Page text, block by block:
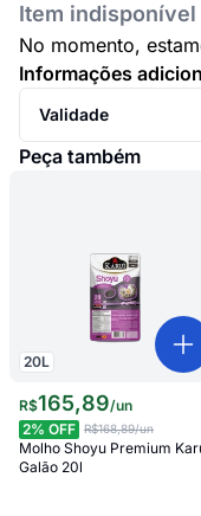
Informações
Validade
Item indisponível
No momento,
Peça também
20L
R$165,89/un
2% OFF R$168,89/un
Molho Shoyu Premium
Galão 20l